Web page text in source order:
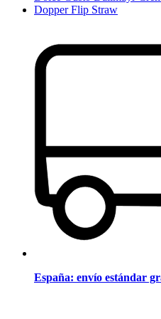
Dopper Flip Straw
España: envío estándar